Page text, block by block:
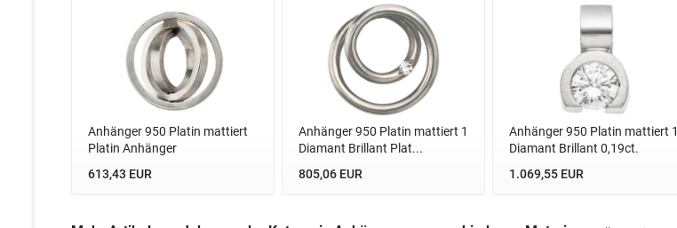
Anhänger 950 Platin mattiert
Platin Anhänger
613,43 EUR
Anhänger 950 Platin mattiert 1
Diamant Brillant Plat...
805,06 EUR
Anhänger 950 Platin mattiert 1
Diamant Brillant 0,19ct.
1.069,55 EUR